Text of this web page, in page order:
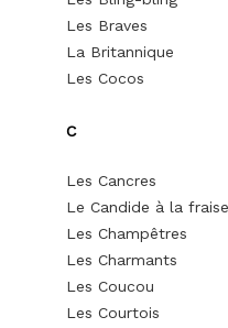
Les Braves
La Britannique
Les Cocos
C
Les Cancres
Le Candide à la fraise
Les Champêtres
Les Charmants
Les Coucou
Les Courtois